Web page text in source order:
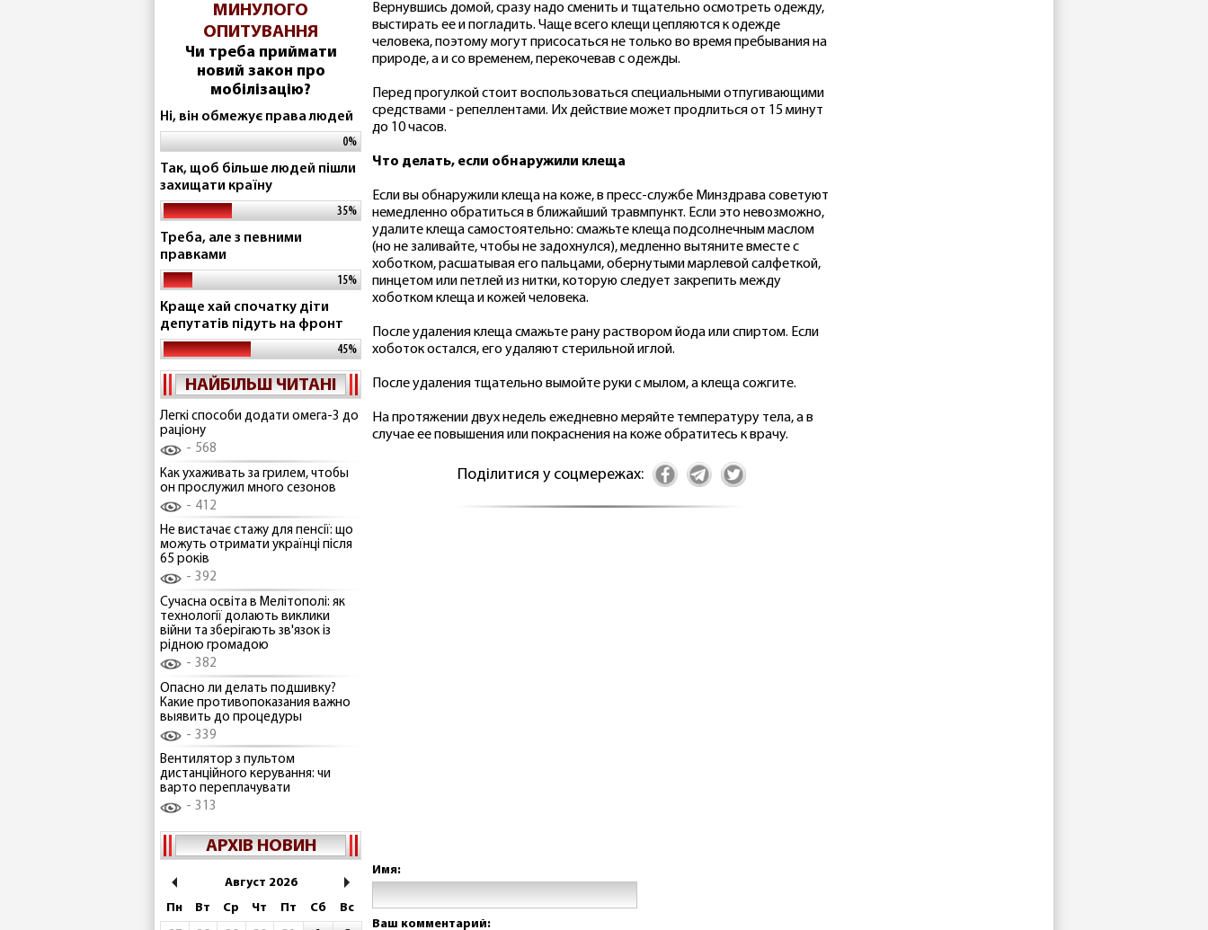
МИНУЛОГО
ОПИТУВАННЯ
Чи треба приймати
новий закон про
мобілізацію?
Ні, він обмежує права людей
0%
Так, щоб більше людей пішли
захищати країну
35%
Треба, але з певними
правками
15%
Краще хай спочатку діти
депутатів підуть на фронт
45%
НАЙБІЛЬШ ЧИТАНІ
Легкі способи додати омега-3 до
раціону
568
Как ухаживать за грилем, чтобы
он прослужил много сезонов
412
Не вистачає стажу для пенсії: що
можуть отримати українці після
65 років
392
Сучасна освіта в Мелітополі: як
технології долають виклики
війни та зберігають зв'язок із
рідною громадою
382
Опасно ли делать подшивку?
Какие противопоказания важно
выявить до процедуры
339
Вентилятор з пультом
дистанційного керування: чи
варто переплачувати
313
АРХІВ НОВИН
Август 2026
Пн
Вт Ср Чт Пт Сб
Вс
Вернувшись домой, сразу надо сменить и тщательно осмотреть одежду,
выстирать ее и погладить. Чаще всего клещи цепляются к одежде
человека, поэтому могут присосаться не только во время пребывания на
природе, а и со временем, перекочевав с одежды.
Перед прогулкой стоит воспользоваться специальными отпугивающими
средствами - репеллентами. Их действие может продлиться от 15 минут
до 10 часов.
Что делать, если обнаружили клеща
Если вы обнаружили клеща на коже, в пресс-службе Минздрава советуют
немедленно обратиться в ближайший травмпункт. Если это невозможно,
удалите клеща самостоятельно: смажьте клеща подсолнечным маслом
(но не заливайте, чтобы не задохнулся), медленно вытяните вместе с
хоботком, расшатывая его пальцами, обернутыми марлевой салфеткой,
пинцетом или петлей из нитки, которую следует закрепить между
хоботком клеща и кожей человека.
После удаления клеща смажьте рану раствором йода или спиртом. Если
хоботок остался, его удаляют стерильной иглой.
После удаления тщательно вымойте руки с мылом, а клеща сожгите.
На протяжении двух недель ежедневно меряйте температуру тела, а в
случае ее повышения или покраснения на коже обратитесь к врачу.
Поділитися у соцмережах:
Имя:
Ваш комментарий: